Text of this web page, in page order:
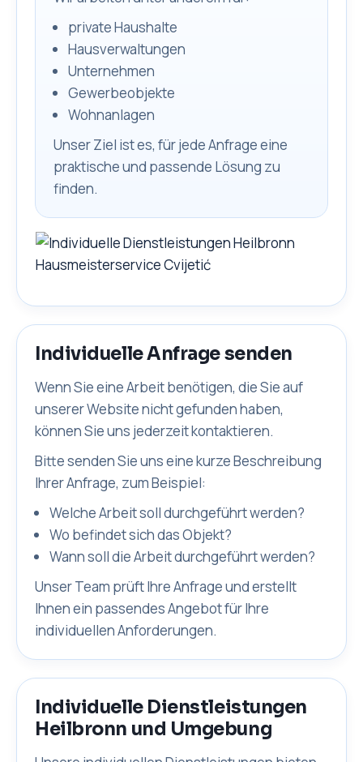
private Haushalte
Hausverwaltungen
Unternehmen
Gewerbeobjekte
Wohnanlagen
Unser Ziel ist es, für jede Anfrage eine
praktische und passende Lösung zu
finden.
Individuelle Anfrage senden
Wenn Sie eine Arbeit benötigen, die Sie auf
unserer Website nicht gefunden haben,
können Sie uns jederzeit kontaktieren.
Bitte senden Sie uns eine kurze Beschreibung
Ihrer Anfrage, zum Beispiel:
Welche Arbeit soll durchgeführt werden?
Wo befindet sich das Objekt?
Wann soll die Arbeit durchgeführt werden?
Unser Team prüft Ihre Anfrage und erstellt
Ihnen ein passendes Angebot für Ihre
individuellen Anforderungen.
Individuelle Dienstleistungen
Heilbronn und Umgebung